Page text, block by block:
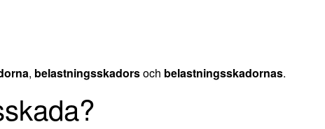
, belastningsskadorsoch belastningsskadornas.